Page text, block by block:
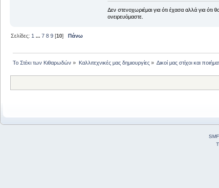
Δεν στενοχωριέμαι για ότι έχασα αλλά για
ονειρευόμαστε.
Σελίδες: 1 ...7 8 9 [10] Πάνω
Το Στέκι των Κιθαρωδών » Καλλιτεχνικές μας δημιουργίες» Δικοί μας στίχοι και